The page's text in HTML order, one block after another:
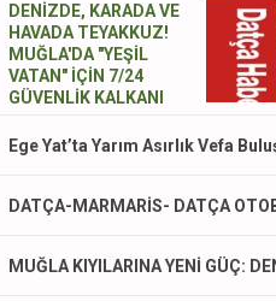
DENİZDE, KARADA VE
HAVADA TEYAKKUZ!
MUĞLA'DA "YEŞİL
VATAN" İÇİN 7/24
GÜVENLİK KALKANI